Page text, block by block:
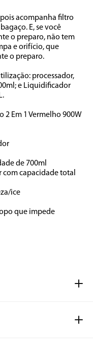
acompanha filtro
E, se você
o preparo, não tem
e orifício, que
o preparo.
processador,
e Liquidificador
Em 1 Vermelho 900W